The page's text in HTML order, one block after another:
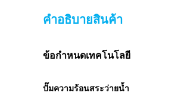
คําอธิบายสินค้า
ข้อกำหนดเทคโนโลยี
ปั๊มความร้อนสระว่ายน้ำ